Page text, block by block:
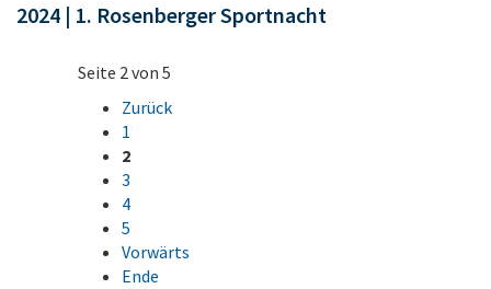
2024 | 1. Rosenberger Sportnacht
Seite 2 von 5
Zurück
1
2
3
4
5
Vorwärts
Ende